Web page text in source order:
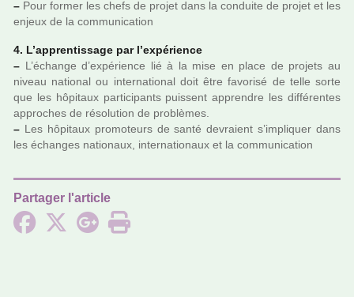
– Pour former les chefs de projet dans la conduite de projet et les
enjeux de la com­mu­ni­ca­tion
4. L’appren­tis­sage par l’expé­rience
– L’échange d’expé­rience lié à la mise en place de pro­jets au
niveau natio­nal ou inter­na­tio­nal doit être favo­risé de telle sorte
que les hôpi­taux par­ti­ci­pants puis­sent appren­dre les dif­fé­ren­tes
appro­ches de réso­lu­tion de pro­blè­mes.
– Les hôpi­taux pro­mo­teurs de santé devraient s’impli­quer dans
les échanges natio­naux, inter­na­tio­naux et la com­mu­ni­ca­tion
Partager l'article